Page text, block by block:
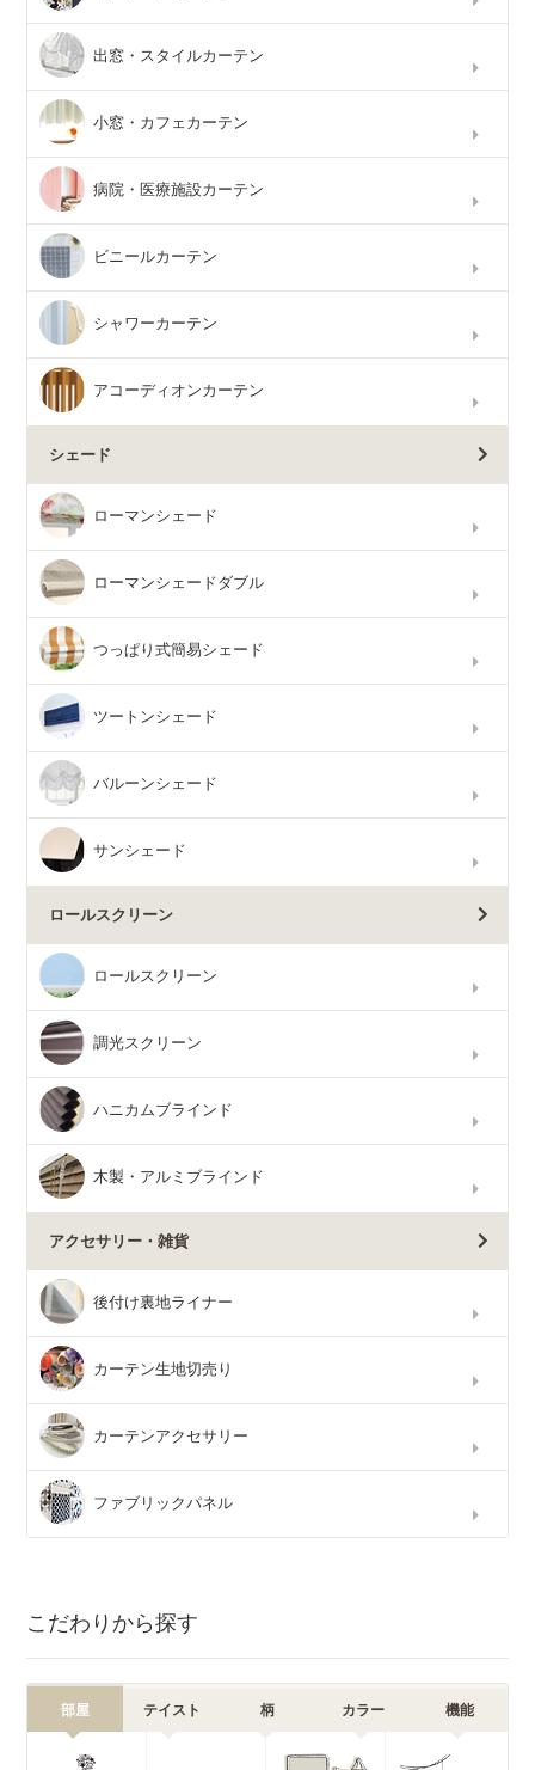
出窓・スタイルカーテン
小窓・カフェカーテン
病院・医療施設カーテン
ビニールカーテン
シャワーカーテン
アコーディオンカーテン
シェード
ローマンシェード
ローマンシェードダブル
つっぱり式簡易シェード
ツートンシェード
バルーンシェード
サンシェード
ロールスクリーン
ロールスクリーン
調光スクリーン
ハニカムブラインド
木製・アルミブラインド
アクセサリー・雑貨
後付け裏地ライナー
カーテン生地切売り
カーテンアクセサリー
ファブリックパネル
こだわりから探す
部屋 テイスト 柄 カラー 機能